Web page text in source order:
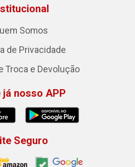
Somos
de Privacidade
Troca e Devolução
já nosso APP
Seguro